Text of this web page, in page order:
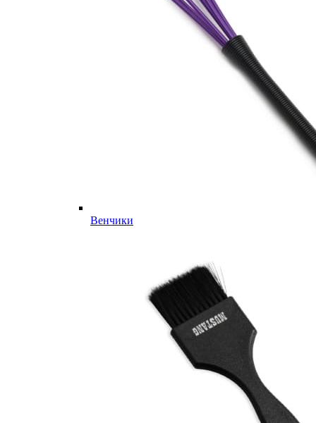
Венчики